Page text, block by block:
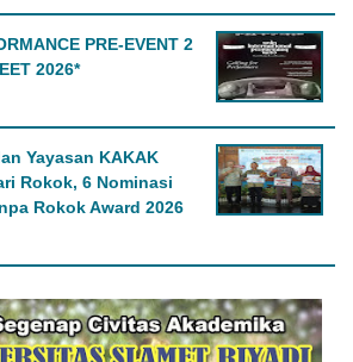
PRE-EVENT 2
2026*
Yayasan KAKAK
Rokok, 6 Nominasi
Rokok Award 2026